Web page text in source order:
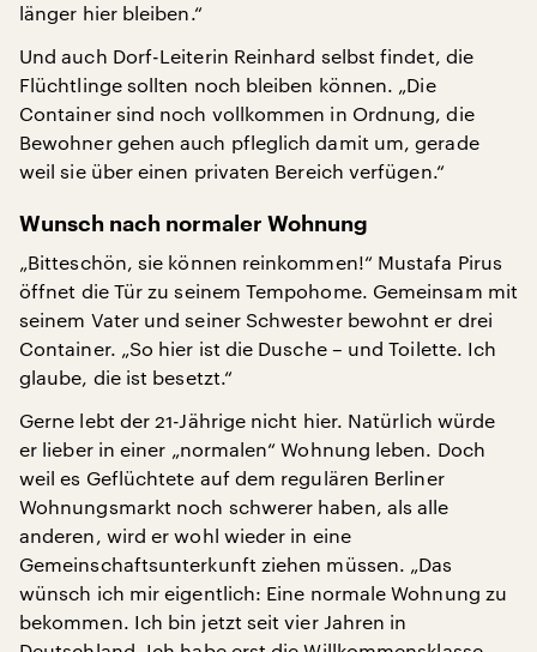
länger hier bleiben.“
Und auch Dorf-Leiterin Reinhard selbst findet, die
Flüchtlinge sollten noch bleiben können. „Die
Container sind noch vollkommen in Ordnung, die
Bewohner gehen auch pfleglich damit um, gerade
weil sie über einen privaten Bereich verfügen.“
Wunsch nach normaler Wohnung
„Bitteschön, sie können reinkommen!“ Mustafa Pirus
öffnet die Tür zu seinem Tempohome. Gemeinsam mit
seinem Vater und seiner Schwester bewohnt er drei
Container. „So hier ist die Dusche – und Toilette. Ich
glaube, die ist besetzt.“
Gerne lebt der 21-Jährige nicht hier. Natürlich würde
er lieber in einer „normalen“ Wohnung leben. Doch
weil es Geflüchtete auf dem regulären Berliner
Wohnungsmarkt noch schwerer haben, als alle
anderen, wird er wohl wieder in eine
Gemeinschaftsunterkunft ziehen müssen. „Das
wünsch ich mir eigentlich: Eine normale Wohnung zu
bekommen. Ich bin jetzt seit vier Jahren in